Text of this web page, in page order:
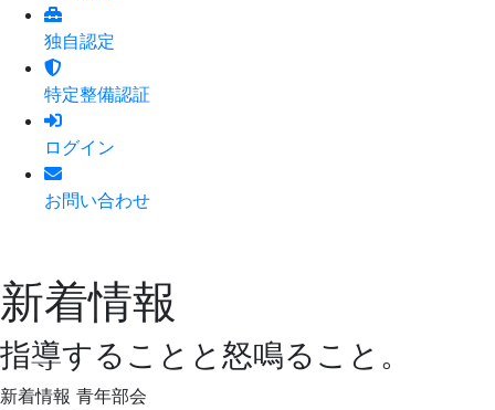
独自認定
特定整備認証
ログイン
お問い合わせ
新着情報
指導することと怒鳴ること。
新着情報 青年部会